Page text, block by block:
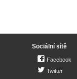
Sociální sítě
Facebook
Twitter